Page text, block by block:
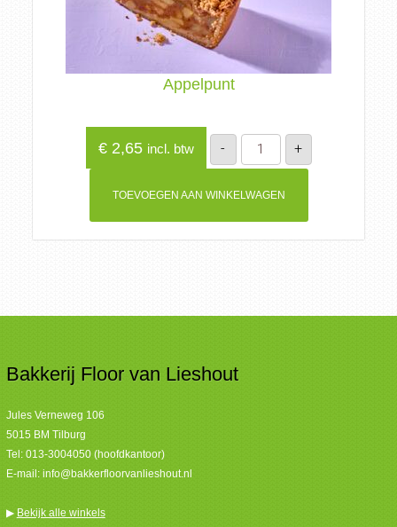
Appelpunt
€2,65 incl. btw -
Appelpunt
aantal
+
TOEVOEGEN AAN WINKELWAGEN
Bakkerij Floor van Lieshout
Jules Verneweg 106
5015 BM Tilburg
Tel: 013-3004050 (hoofdkantoor)
E-mail: info@bakkerfloorvanlieshout.nl
▶ Bekijk alle winkels